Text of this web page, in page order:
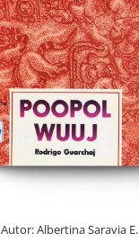
Autor:Albertina Saravia E.